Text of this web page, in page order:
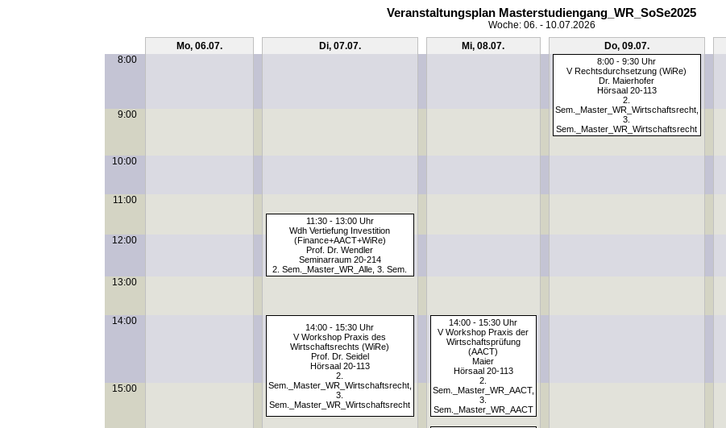
Veranstaltungsplan Masterstudiengang_WR_SoSe2025
Woche: 06. - 10.07.2026
Mo, 06.07.
Di, 07.07. Mi, 08.07. Do, 09.07.
8:00
8:00 - 9:30 Uhr
V Rechtsdurchsetzung (WiRe)
Dr. Maierhofer
Hörsaal 20-113
2.
Sem._Master_WR_Wirtschaftsrecht,
3.
Sem._Master_WR_Wirtschaftsrecht
9:00
10:00
11:00
11:30 - 13:00 Uhr
Wdh Vertiefung Investition
(Finance+AACT+WiRe)
Prof. Dr. Wendler
Seminarraum 20-214
2. Sem._Master_WR_Alle, 3. Sem.
12:00
13:00
14:00
14:00 - 15:30 Uhr
V Workshop Praxis des
Wirtschaftsrechts (WiRe)
Prof. Dr. Seidel
Hörsaal 20-113
2.
Sem._Master_WR_Wirtschaftsrecht,
3.
Sem._Master_WR_Wirtschaftsrecht
14:00 - 15:30 Uhr
V Workshop Praxis der
Wirtschaftsprüfung
(AACT)
Maier
Hörsaal 20-113
2.
Sem._Master_WR_AACT,
3.
Sem._Master_WR_AACT
15:00